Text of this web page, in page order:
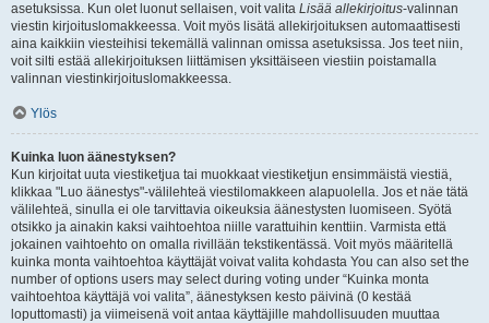
asetuksissa. Kun olet luonut sellaisen, voit valita Lisää allekirjoitus-valinnan
viestin kirjoituslomakkeessa. Voit myös lisätä allekirjoituksen automaattisesti
aina kaikkiin viesteihisi tekemällä valinnan omissa asetuksissa. Jos teet niin,
voit silti estää allekirjoituksen liittämisen yksittäiseen viestiin poistamalla
valinnan viestinkirjoituslomakkeessa.
Ylös
Kuinka luon äänestyksen?
Kun kirjoitat uuta viestiketjua tai muokkaat viestiketjun ensimmäistä viestiä,
klikkaa "Luo äänestys"-välilehteä viestilomakkeen alapuolella. Jos et näe tätä
välilehteä, sinulla ei ole tarvittavia oikeuksia äänestysten luomiseen. Syötä
otsikko ja ainakin kaksi vaihtoehtoa niille varattuihin kenttiin. Varmista että
jokainen vaihtoehto on omalla rivillään tekstikentässä. Voit myös määritellä
kuinka monta vaihtoehtoa käyttäjät voivat valita kohdasta You can also set the
number of options users may select during voting under “Kuinka monta
vaihtoehtoa käyttäjä voi valita”, äänestyksen kesto päivinä (0 kestää
loputtomasti) ja viimeisenä voit antaa käyttäjille mahdollisuuden muuttaa